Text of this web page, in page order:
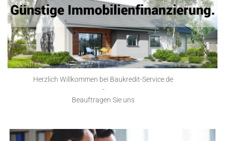
Herzlich Willkommen bei Baukredit-Service.de
-
Beauftragen Sie uns